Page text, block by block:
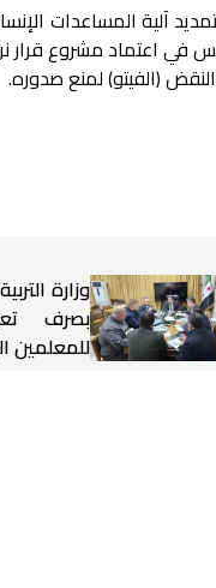
الماضي، قرارا بتمديد آلية
لمدة 6 أشهر، وأخفق المجلس في
(الفيتو) لمنع صدوره.
وزارة
بصرف
للمعلمين